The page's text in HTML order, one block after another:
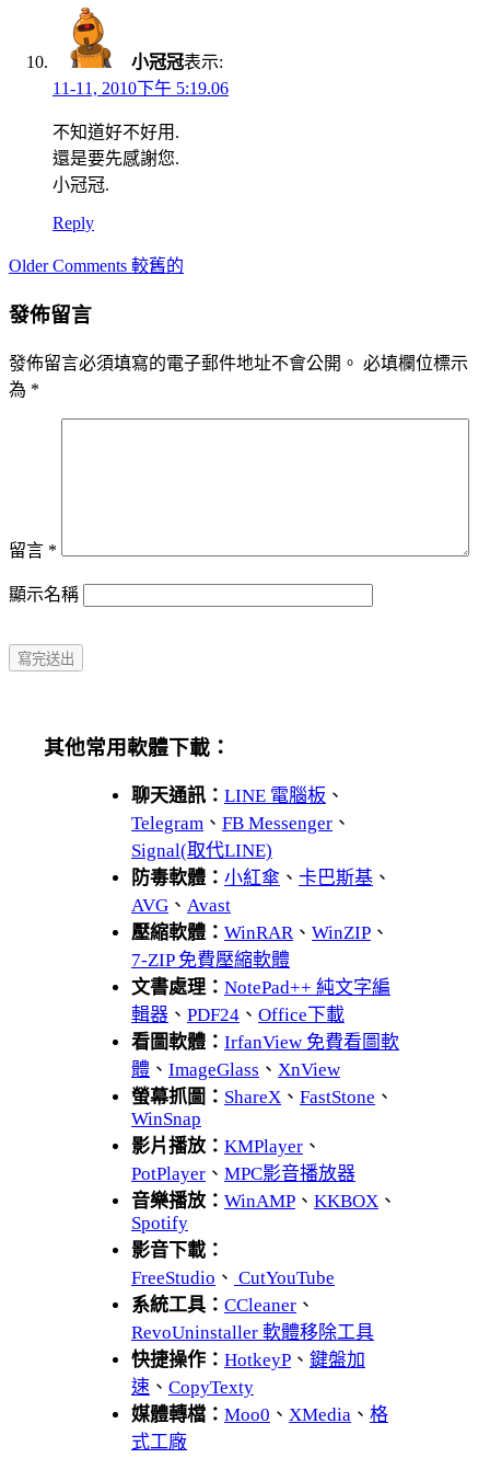
小冠冠表示:
11-11, 2010下午 5:19.06
不知道好不好用.
還是要先感謝您.
小冠冠.
Reply
Comment
Older Comments 較舊的
發佈留言
發佈留言必須填寫的電子郵件地址不會公開。 必填欄位標示
為 *
留言 *
顯示名稱
其他常用軟體下載：
聊天通訊： LINE 電腦板 、
Telegram 、 FB Messenger 、
Signal(取代LINE)
防毒軟體： 小紅傘 、 卡巴斯基 、
AVG 、 Avast
壓縮軟體： WinRAR、 WinZIP 、
7-ZIP 免費壓縮軟體
文書處理： NotePad++ 純文字編
輯器 、 PDF24 、 Office下載
看圖軟體： IrfanView 免費看圖軟
體 、 ImageGlass 、 XnView
螢幕抓圖： ShareX 、 FastStone 、
WinSnap
影片播放： KMPlayer 、
PotPlayer 、 MPC影音播放器
音樂播放： WinAMP 、 KKBOX 、
Spotify
影音下載：
FreeStudio 、 CutYouTube
系統工具： CCleaner 、
RevoUninstaller 軟體移除工具
快捷操作： HotkeyP 、 鍵盤加
速 、 CopyTexty
媒體轉檔： Moo0 、 XMedia 、 格
式工廠